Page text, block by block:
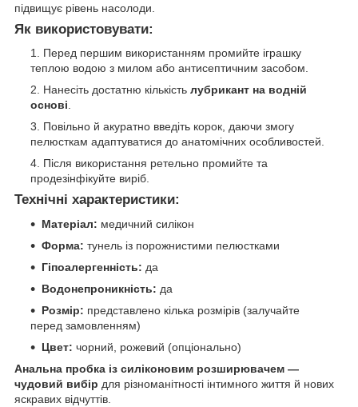
підвищує рівень насолоди.
Як використовувати:
Перед першим використанням промийте іграшку
теплою водою з милом або антисептичним засобом.
Нанесіть достатню кількість лубрикант на водній
основі.
Повільно й акуратно введіть корок, даючи змогу
пелюсткам адаптуватися до анатомічних особливостей.
Після використання ретельно промийте та
продезінфікуйте виріб.
Технічні характеристики:
Матеріал: медичний силікон
Форма: тунель із порожнистими пелюстками
Гіпоалергенність: да
Водонепроникність: да
Розмір: представлено кілька розмірів (залучайте
перед замовленням)
Цвет: чорний, рожевий (опціонально)
Анальна пробка із силіконовим розширювачем —
чудовий вибір для різноманітності інтимного життя й нових
яскравих відчуттів.